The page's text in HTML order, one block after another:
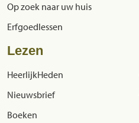
Op zoek naar uw huis
Erfgoedlessen
Lezen
HeerlijkHeden
Nieuwsbrief
Boeken